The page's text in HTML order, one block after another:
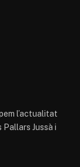
l’actualitat
Pallars Jussà i